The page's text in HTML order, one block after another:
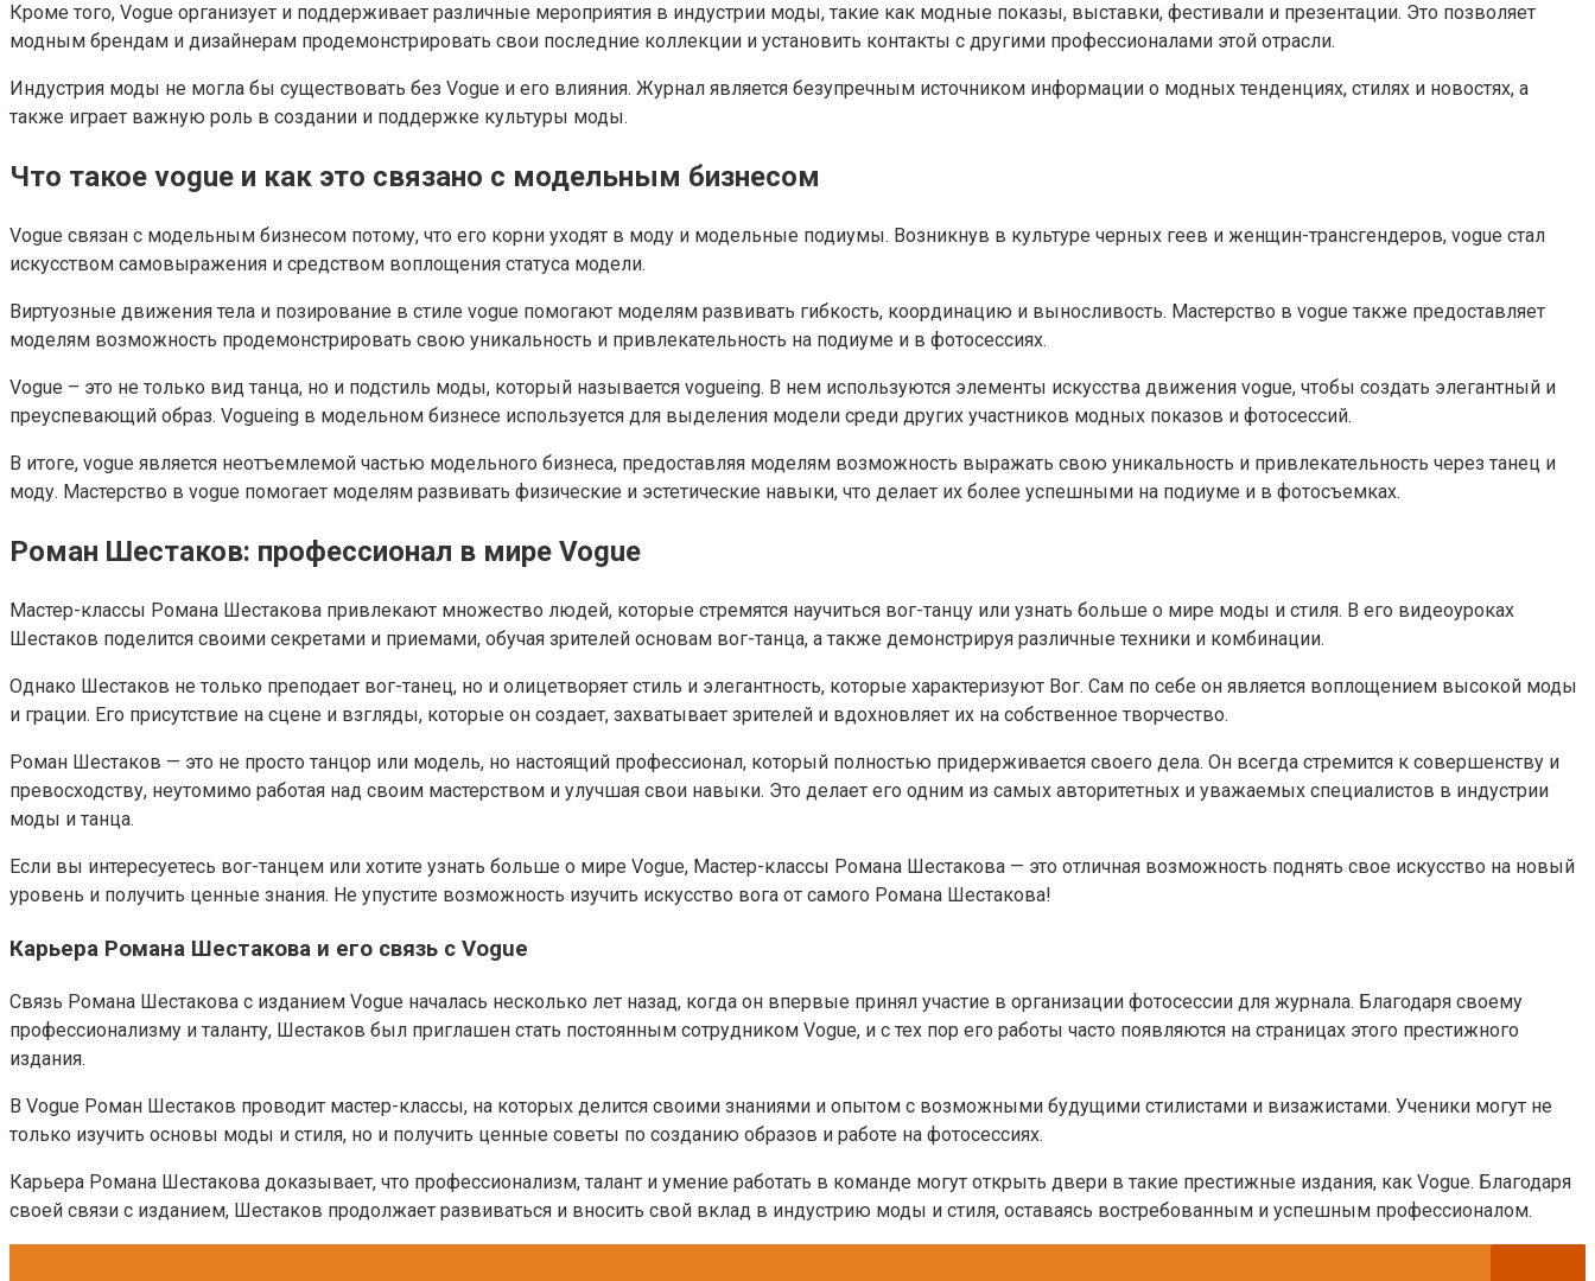
Кроме того, Vogue организует и поддерживает различные мероприятия в индустрии моды, такие как модные показы, выставки, фестивали и презентации. Это позволяет
модным брендам и дизайнерам продемонстрировать свои последние коллекции и установить контакты с другими профессионалами этой отрасли.
Индустрия моды не могла бы существовать без Vogue и его влияния. Журнал является безупречным источником информации о модных тенденциях, стилях и новостях, а
также играет важную роль в создании и поддержке культуры моды.
Что такое vogue и как это связано с модельным бизнесом
Vogue связан с модельным бизнесом потому, что его корни уходят в моду и модельные подиумы. Возникнув в культуре черных геев и женщин-трансгендеров, vogue стал
искусством самовыражения и средством воплощения статуса модели.
Виртуозные движения тела и позирование в стиле vogue помогают моделям развивать гибкость, координацию и выносливость. Мастерство в vogue также предоставляет
моделям возможность продемонстрировать свою уникальность и привлекательность на подиуме и в фотосессиях.
Vogue – это не только вид танца, но и подстиль моды, который называется vogueing. В нем используются элементы искусства движения vogue, чтобы создать элегантный и
преуспевающий образ. Vogueing в модельном бизнесе используется для выделения модели среди других участников модных показов и фотосессий.
В итоге, vogue является неотъемлемой частью модельного бизнеса, предоставляя моделям возможность выражать свою уникальность и привлекательность через танец и
моду. Мастерство в vogue помогает моделям развивать физические и эстетические навыки, что делает их более успешными на подиуме и в фотосъемках.
Роман Шестаков: профессионал в мире Vogue
Мастер-классы Романа Шестакова привлекают множество людей, которые стремятся научиться вог-танцу или узнать больше о мире моды и стиля. В его видеоуроках
Шестаков поделится своими секретами и приемами, обучая зрителей основам вог-танца, а также демонстрируя различные техники и комбинации.
Однако Шестаков не только преподает вог-танец, но и олицетворяет стиль и элегантность, которые характеризуют Вог. Сам по себе он является воплощением высокой моды
и грации. Его присутствие на сцене и взгляды, которые он создает, захватывает зрителей и вдохновляет их на собственное творчество.
Роман Шестаков — это не просто танцор или модель, но настоящий профессионал, который полностью придерживается своего дела. Он всегда стремится к совершенству и
превосходству, неутомимо работая над своим мастерством и улучшая свои навыки. Это делает его одним из самых авторитетных и уважаемых специалистов в индустрии
моды и танца.
Если вы интересуетесь вог-танцем или хотите узнать больше о мире Vogue, Мастер-классы Романа Шестакова — это отличная возможность поднять свое искусство на новый
уровень и получить ценные знания. Не упустите возможность изучить искусство вога от самого Романа Шестакова!
Карьера Романа Шестакова и его связь с Vogue
Связь Романа Шестакова с изданием Vogue началась несколько лет назад, когда он впервые принял участие в организации фотосессии для журнала. Благодаря своему
профессионализму и таланту, Шестаков был приглашен стать постоянным сотрудником Vogue, и с тех пор его работы часто появляются на страницах этого престижного
издания.
В Vogue Роман Шестаков проводит мастер-классы, на которых делится своими знаниями и опытом с возможными будущими стилистами и визажистами. Ученики могут не
только изучить основы моды и стиля, но и получить ценные советы по созданию образов и работе на фотосессиях.
Карьера Романа Шестакова доказывает, что профессионализм, талант и умение работать в команде могут открыть двери в такие престижные издания, как Vogue. Благодаря
своей связи с изданием, Шестаков продолжает развиваться и вносить свой вклад в индустрию моды и стиля, оставаясь востребованным и успешным профессионалом.